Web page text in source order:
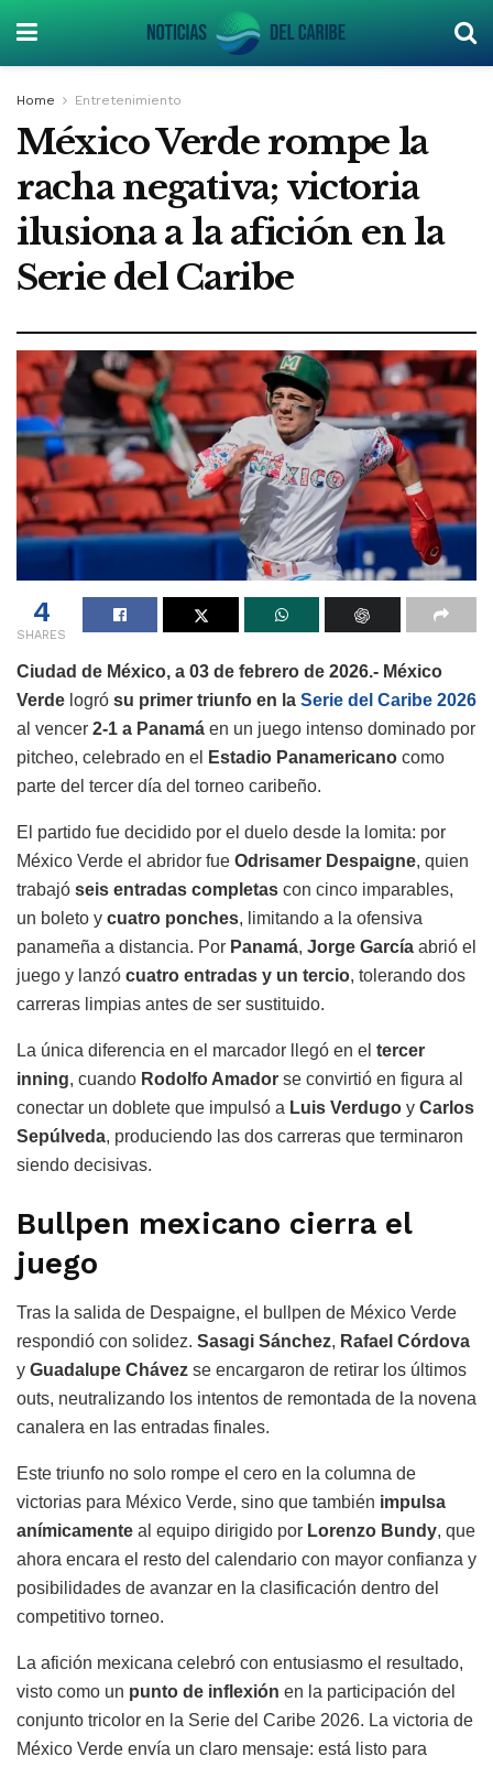
Home Entretenimiento
México Verde rompe la
racha negativa; victoria
ilusiona a la afición en la
Serie del Caribe
4
SHARES
Ciudad de México, a 03 de febrero de 2026.- México
Verde logró su primer triunfo en la Serie del Caribe 2026
al vencer 2-1 a Panamá en un juego intenso dominado por
pitcheo, celebrado en el
Estadio Panamericano como
parte del tercer día del torneo caribeño.
El partido fue decidido por el duelo desde la lomita: por
México Verde el abridor fue Odrisamer Despaigne, quien
trabajó seis entradas completas con cinco imparables,
un boleto y cuatro ponches, limitando a la ofensiva
panameña a distancia. Por Panamá, Jorge García abrió el
juego y lanzó cuatro entradas y un tercio, tolerando dos
carreras limpias antes de ser sustituido.
La única diferencia en el marcador llegó en el tercer
inning, cuando Rodolfo Amador se convirtió en figura al
conectar un doblete que impulsó a Luis Verdugo y Carlos
Sepúlveda, produciendo las dos carreras que terminaron
siendo decisivas.
Bullpen mexicano cierra el
juego
Tras la salida de Despaigne, el bullpen de México Verde
respondió con solidez. Sasagi Sánchez, Rafael Córdova
y Guadalupe Chávez se encargaron de retirar los últimos
outs, neutralizando los intentos de remontada de la novena
canalera en las entradas finales.
Este triunfo no solo rompe el cero en la columna de
victorias para México Verde, sino que también impulsa
anímicamente al equipo dirigido por Lorenzo Bundy, que
ahora encara el resto del calendario con mayor confianza y
posibilidades de avanzar en la clasificación dentro del
competitivo torneo.
La afición mexicana celebró con entusiasmo el resultado,
visto como un punto de inflexión en la participación del
conjunto tricolor en la Serie del Caribe 2026. La victoria de
México Verde envía un claro mensaje: está listo para